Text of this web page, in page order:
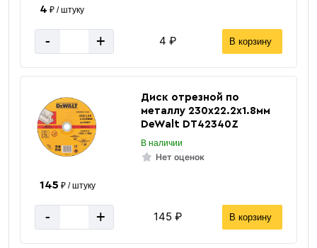
4 ₽ / штуку
- + 4 ₽ В корзину
Диск отрезной по
металлу 230х22.2х1.8мм
DeWalt DT42340Z
В наличии
Нет оценок
145 ₽ / штуку
- + 145 ₽ В корзину
«Быстрый заказ»